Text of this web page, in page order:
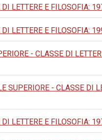
LETTERE E FILOSOFIA:
LETTERE E FILOSOFIA:
- CLASSE DI
SUPERIORE - CLASSE DI
LETTERE E FILOSOFIA: